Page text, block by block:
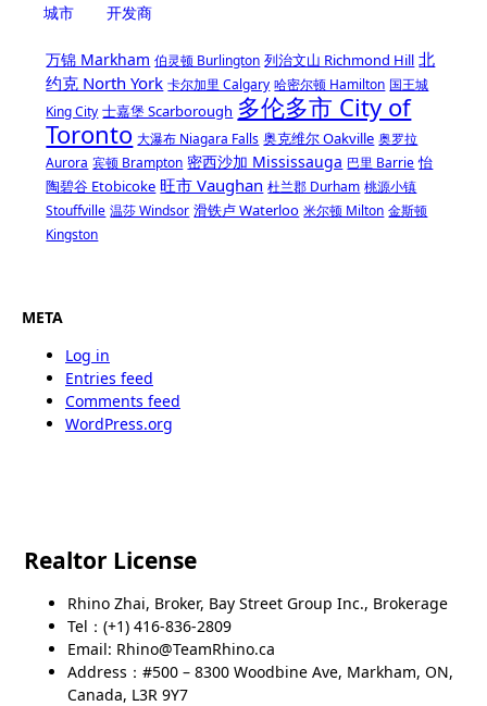
城市 开发商
万锦 Markham 伯灵顿 Burlington 列治文山 Richmond Hill 北
约克 North York 卡尔加里 Calgary 哈密尔顿 Hamilton 国王城
King City 士嘉堡 Scarborough 多伦多市 City of
Toronto 大瀑布 Niagara Falls 奥克维尔 Oakville 奥罗拉
Aurora 宾顿 Brampton 密西沙加 Mississauga 巴里 Barrie 怡
陶碧谷 Etobicoke 旺市 Vaughan 杜兰郡 Durham 桃源小镇
Stouffville 温莎 Windsor 滑铁卢 Waterloo 米尔顿 Milton 金斯顿
Kingston
META
Log in
Entries feed
Comments feed
WordPress.org
Realtor License
Rhino Zhai, Broker, Bay Street Group Inc., Brokerage
Tel：(+1) 416-836-2809
Email: Rhino@TeamRhino.ca
Address：#500 – 8300 Woodbine Ave, Markham, ON,
Canada, L3R 9Y7